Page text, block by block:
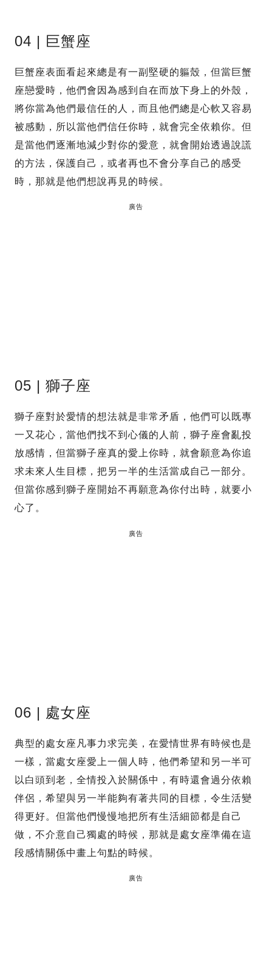
04 | 巨蟹座
巨蟹座表面看起來總是有一副堅硬的軀殼，但當巨蟹
座戀愛時，他們會因為感到自在而放下身上的外殼，
將你當為他們最信任的人，而且他們總是心軟又容易
被感動，所以當他們信任你時，就會完全依賴你。但
是當他們逐漸地減少對你的愛意，就會開始透過說謊
的方法，保護自己，或者再也不會分享自己的感受
時，那就是他們想說再見的時候。
廣告
05 | 獅子座
獅子座對於愛情的想法就是非常矛盾，他們可以既專
一又花心，當他們找不到心儀的人前，獅子座會亂投
放感情，但當獅子座真的愛上你時，就會願意為你追
求未來人生目標，把另一半的生活當成自己一部分。
但當你感到獅子座開始不再願意為你付出時，就要小
心了。
廣告
06 | 處女座
典型的處女座凡事力求完美，在愛情世界有時候也是
一樣，當處女座愛上一個人時，他們希望和另一半可
以白頭到老，全情投入於關係中，有時還會過分依賴
伴侶，希望與另一半能夠有著共同的目標，令生活變
得更好。但當他們慢慢地把所有生活細節都是自己
做，不介意自己獨處的時候，那就是處女座準備在這
段感情關係中畫上句點的時候。
廣告